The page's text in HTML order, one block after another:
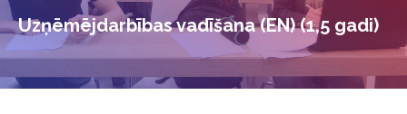
Uzņēmējdarbības vadīšana (EN) (1,5 gadi)